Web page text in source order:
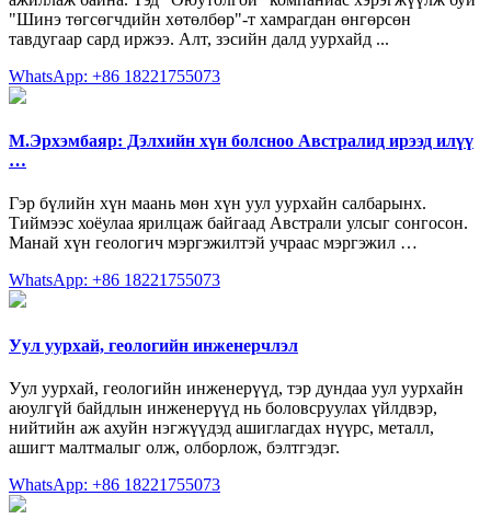
"Шинэ төгсөгчдийн хөтөлбөр"-т хамрагдан өнгөрсөн
тавдугаар сард иржээ. Алт, зэсийн далд уурхайд ...
WhatsApp: +86 18221755073
М.Эрхэмбаяр: Дэлхийн хүн болсноо Австралид ирээд илүү
…
Гэр бүлийн хүн маань мөн хүн уул уурхайн салбарынх.
Тиймээс хоёулаа ярилцаж байгаад Австрали улсыг сонгосон.
Манай хүн геологич мэргэжилтэй учраас мэргэжил …
WhatsApp: +86 18221755073
Уул уурхай, геологийн инженерчлэл
Уул уурхай, геологийн инженерүүд, тэр дундаа уул уурхайн
аюулгүй байдлын инженерүүд нь боловсруулах үйлдвэр,
нийтийн аж ахуйн нэгжүүдэд ашиглагдах нүүрс, металл,
ашигт малтмалыг олж, олборлож, бэлтгэдэг.
WhatsApp: +86 18221755073